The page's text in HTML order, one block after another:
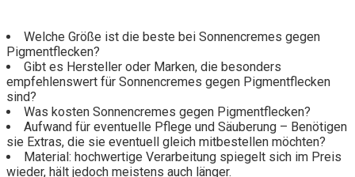
Welche Größe ist die beste bei Sonnencremes gegen
Pigmentflecken?
Gibt es Hersteller oder Marken, die besonders
empfehlenswert für Sonnencremes gegen Pigmentflecken
sind?
Was kosten Sonnencremes gegen Pigmentflecken?
Aufwand für eventuelle Pflege und Säuberung – Benötigen
sie Extras, die sie eventuell gleich mitbestellen möchten?
Material: hochwertige Verarbeitung spiegelt sich im Preis
wieder, hält jedoch meistens auch länger.